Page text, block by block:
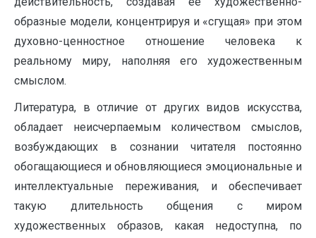
образные модели, концентрируя и «сгущая» при этом
духовно-ценностное отношение человека к
реальному миру, наполняя его художественным
смыслом.
Литература, в отличие от других видов искусства,
обладает неисчерпаемым количеством смыслов,
возбуждающих в сознании читателя постоянно
обогащающиеся и обновляющиеся эмоциональные и
интеллектуальные переживания, и обеспечивает
такую длительность общения с миром
художественных образов, какая недоступна, по